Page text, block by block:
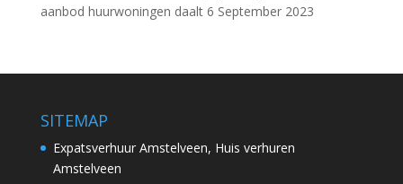
aanbod huurwoningen daalt 6 September 2023
SITEMAP
Expatsverhuur Amstelveen, Huis verhuren
Amstelveen